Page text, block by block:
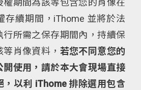
權期間為該等包含您的肖像在
存續期間，iThome 並將於法
所需之保存期間內，持續保
肖像資料， 若您不同意您的
開使用，請於本大會現場直接
，以利 iThome 排除選用包含